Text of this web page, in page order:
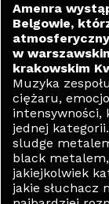
Amenra
Belgowie,
w
krakowskim
Muzyka
ciężaru,
jednej
sludge
black
jakiejkolwiek
jakie słuchacz